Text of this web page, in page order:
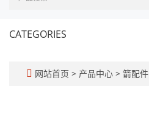
CATEGORIES
网站首页 > 产品中心 > 箭配件